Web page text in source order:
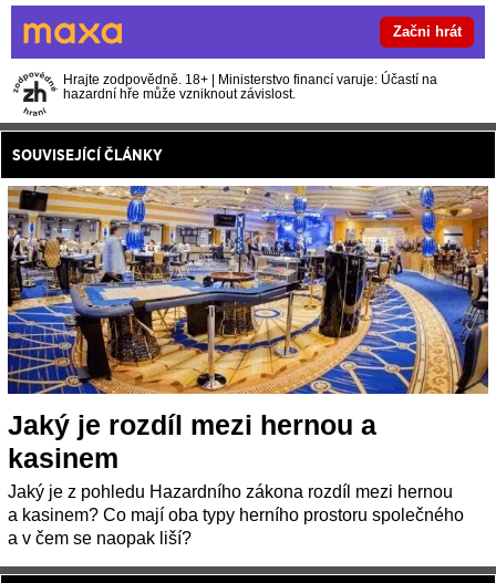
Začni hrát
Hrajte zodpovědně. 18+ | Ministerstvo financí varuje: Účastí na
hazardní hře může vzniknout závislost.
SOUVISEJÍCÍ ČLÁNKY
Jaký je rozdíl mezi hernou a
kasinem
Jaký je z pohledu Hazardního zákona rozdíl mezi hernou
a kasinem? Co mají oba typy herního prostoru společného
a v čem se naopak liší?